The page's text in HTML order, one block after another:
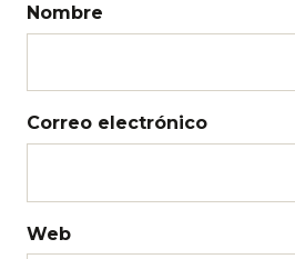
Nombre
Correo electrónico
Web